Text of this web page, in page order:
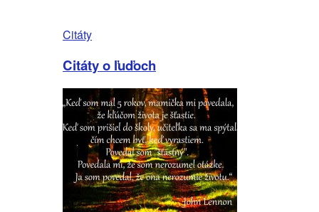
Citáty
Citáty o ľuďoch